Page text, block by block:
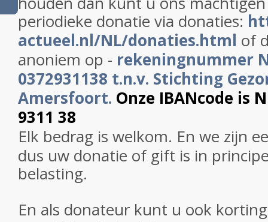
periodieke donatie via donaties:
actueel.nl/NL/donaties.html of
anoniem op - rekeningnummer
0372931138 t.n.v. Stichting
Amersfoort. Onze IBANcode is
9311 38
Elk bedrag is welkom. En we zijn
dus uw donatie of gift is in
belasting.
En als donateur kunt u ook